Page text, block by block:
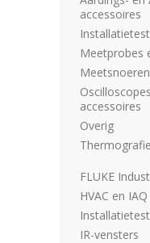
accessoires
Meetprobes
accessoires
Overig
FLUKE
HVAC en IAQ
IR-vensters